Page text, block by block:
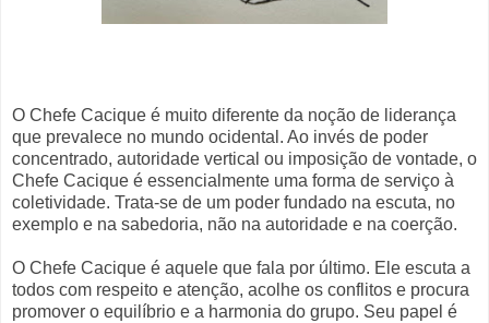
O Chefe Cacique é muito diferente da noção de liderança
que prevalece no mundo ocidental. Ao invés de poder
concentrado, autoridade vertical ou imposição de vontade, o
Chefe Cacique é essencialmente uma forma de serviço à
coletividade. Trata-se de um poder fundado na escuta, no
exemplo e na sabedoria, não na autoridade e na coerção.
O Chefe Cacique é aquele que fala por último. Ele escuta a
todos com respeito e atenção, acolhe os conflitos e procura
promover o equilíbrio e a harmonia do grupo. Seu papel é